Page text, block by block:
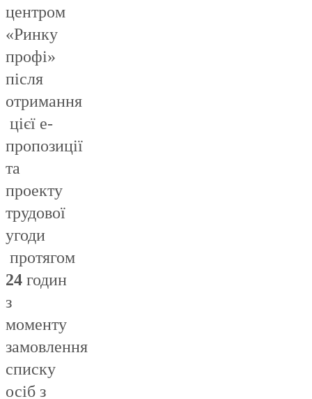
центром
«Ринку
профі»
після
отримання
цієї е-
пропозиції
та
проекту
трудової
угоди
протягом
24 годин
з
моменту
замовлення
списку
осіб з